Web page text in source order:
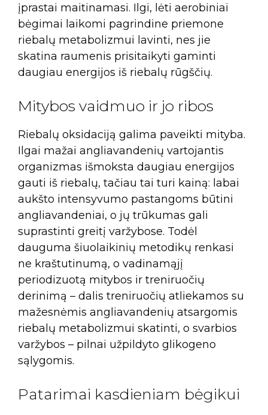
įprastai maitinamasi. Ilgi, lėti aerobiniai
bėgimai laikomi pagrindine priemone
riebalų metabolizmui lavinti, nes jie
skatina raumenis prisitaikyti gaminti
daugiau energijos iš riebalų rūgščių.
Mitybos vaidmuo ir jo ribos
Riebalų oksidaciją galima paveikti mityba.
Ilgai mažai angliavandenių vartojantis
organizmas išmoksta daugiau energijos
gauti iš riebalų, tačiau tai turi kainą: labai
aukšto intensyvumo pastangoms būtini
angliavandeniai, o jų trūkumas gali
suprastinti greitį varžybose. Todėl
dauguma šiuolaikinių metodikų renkasi
ne kraštutinumą, o vadinamąjį
periodizuotą mitybos ir treniruočių
derinimą – dalis treniruočių atliekamos su
mažesnėmis angliavandenių atsargomis
riebalų metabolizmui skatinti, o svarbios
varžybos – pilnai užpildyto glikogeno
sąlygomis.
Patarimai kasdieniam bėgikui